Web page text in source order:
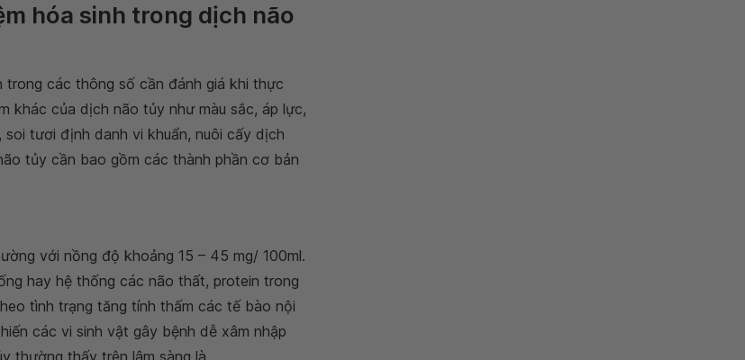
hóa sinh trong dịch não
trong các thông số cần đánh giá khi thực
khác của dịch não tủy như màu sắc, áp lực,
tươi định danh vi khuẩn, nuôi cấy dịch
tủy cần bao gồm các thành phần cơ bản
với nồng độ khoảng 15 – 45 mg/ 100ml.
hay hệ thống các não thất, protein trong
tình trạng tăng tính thấm các tế bào nội
các vi sinh vật gây bệnh dễ xâm nhập